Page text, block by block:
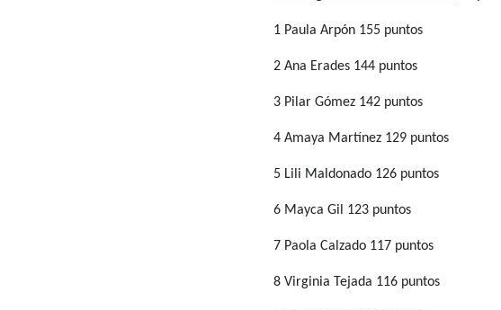
1 Paula Arpón 155 puntos
2 Ana Erades 144 puntos
3 Pilar Gómez 142 puntos
4 Amaya Martínez 129 puntos
5 Lili Maldonado 126 puntos
6 Mayca Gil 123 puntos
7 Paola Calzado 117 puntos
8 Virginia Tejada 116 puntos